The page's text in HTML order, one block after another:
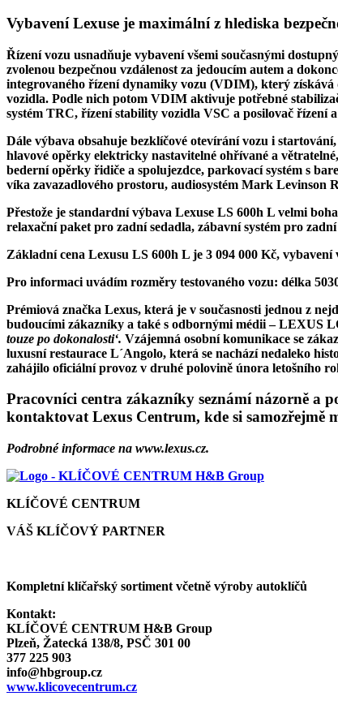
Vybavení Lexuse je maximálníz hlediska
Řízení vozu usnadňuje vybavení všemi současnými
zvolenou bezpečnou vzdálenost za jedoucím autem a
integrovaného řízení dynamiky vozu (VDIM), který získává
vozidla. Podle nich potom VDIM aktivuje potřebné
systém TRC, řízení stability vozidla VSC a posilovač řízení
Dále výbava obsahuje bezklíčové otevírání vozu i
hlavové opěrky elektricky nastavitelné ohřívané a
bederní opěrky řidiče a spolujezdce, parkovací systém s
víka zavazadlového prostoru, audiosystém Mark Levinson
Přestože je standardní výbava Lexuse LS 600h L velmi
relaxační paket pro zadní sedadla, zábavní systém pro zadní
Základní cena Lexusu LS 600h L je 3 094 000 Kč, vybavení
Pro informaci uvádím rozměry testovaného vozu: délka
Prémiová značka Lexus, která je v současnosti jednou z
budoucími zákazníky a také s odbornými médii –LEXUS
touze po dokonalosti‘. Vzájemná osobní komunikace se
luxusní restaurace L´Angolo, která se nachází nedaleko
zahájilo oficiální provoz v druhé polovině února letošního
Pracovníci centra zákazníky seznámí názorně a
kontaktovat Lexus Centrum, kde si samozřejmě
Podrobné informace na www.lexus.cz.
KLÍČOVÉ CENTRUM
VÁŠ KLÍČOVÝ PARTNER
Kompletní klíčařský sortiment včetně výroby autoklíčů
Kontakt:
KLÍČOVÉ CENTRUM H&B Group
Plzeň, Žatecká 138/8, PSČ 301 00
377 225 903
info@hbgroup.cz
www.klicovecentrum.cz